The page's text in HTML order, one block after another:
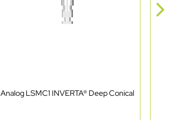
Analog LSMC1 INVERTA® Deep Conical